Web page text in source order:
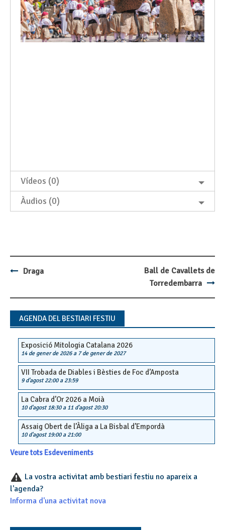
Vídeos (0)
Àudios (0)
navigation
Draga
Ball de Cavallets de
Torredembarra
AGENDA DEL BESTIARI FESTIU
Exposició Mitologia Catalana 2026
14 de gener de 2026a 7 de gener de 2027
VII Trobada de Diables i Bèsties de Foc d’Amposta
9 d'agost 22:00a 23:59
La Cabra d’Or 2026 a Moià
10 d'agost 18:30a 11 d'agost 20:30
Assaig Obert de l’Àliga a La Bisbal d’Empordà
10 d'agost 19:00a 21:00
Veure tots Esdeveniments
La vostra activitat amb bestiari festiu no apareix a
l'agenda?
Informa d'una activitat nova